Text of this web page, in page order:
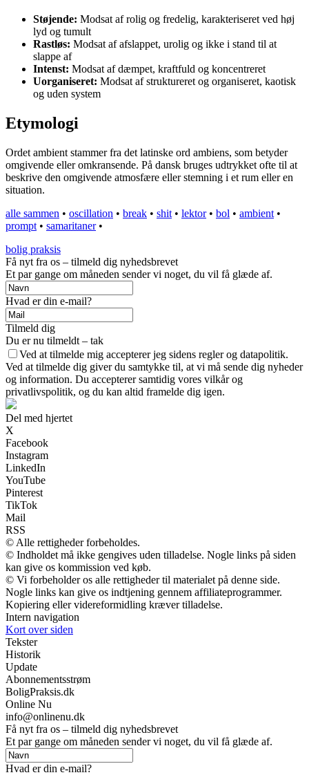
Støjende: Modsat af rolig og fredelig, karakteriseret ved høj
lyd og tumult
Rastløs: Modsat af afslappet, urolig og ikke i stand til at
slappe af
Intenst: Modsat af dæmpet, kraftfuld og koncentreret
Uorganiseret: Modsat af struktureret og organiseret, kaotisk
og uden system
Etymologi
Ordet ambient stammer fra det latinske ord ambiens, som betyder
omgivende eller omkransende. På dansk bruges udtrykket ofte til at
beskrive den omgivende atmosfære eller stemning i et rum eller en
situation.
alle sammen • oscillation • break • shit • lektor• bol • ambient •
prompt • samaritaner•
bolig praksis
Få nyt fra os – tilmeld dig nyhedsbrevet
Et par gange om måneden sender vi noget, du vil få glæde af.
Hvad er din e-mail?
Tilmeld dig
Du er nu tilmeldt – tak
Ved at tilmelde mig accepterer jeg sidens regler og datapolitik.
Ved at tilmelde dig giver du samtykke til, at vi må sende dig nyheder
og information. Du accepterer samtidig vores vilkår og
privatlivspolitik, og du kan altid framelde dig igen.
Del med hjertet
X
Facebook
Instagram
LinkedIn
YouTube
Pinterest
TikTok
Mail
RSS
© Alle rettigheder forbeholdes.
© Indholdet må ikke gengives uden tilladelse. Nogle links på siden
kan give os kommission ved køb.
© Vi forbeholder os alle rettigheder til materialet på denne side.
Nogle links kan give os indtjening gennem affiliateprogrammer.
Kopiering eller videreformidling kræver tilladelse.
Intern navigation
Kort over siden
Tekster
Historik
Update
Abonnementsstrøm
BoligPraksis.dk
Online Nu
info@onlinenu.dk
Få nyt fra os – tilmeld dig nyhedsbrevet
Et par gange om måneden sender vi noget, du vil få glæde af.
Hvad er din e-mail?